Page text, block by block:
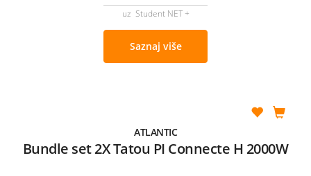
uz Student NET +
Saznaj više
ATLANTIC
Bundle set 2X Tatou PI Connecte H 2000W